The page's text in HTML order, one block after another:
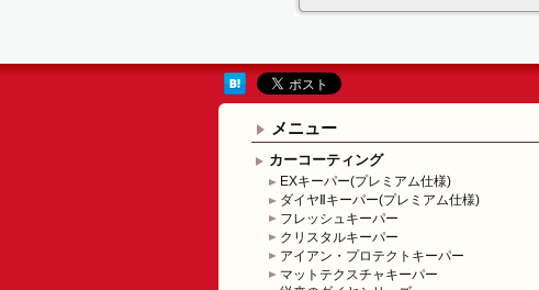
メニュー
カーコーティング
EXキーパー(プレミアム仕様)
ダイヤⅡキーパー(プレミアム仕様)
フレッシュキーパー
クリスタルキーパー
アイアン・プロテクトキーパー
マットテクスチャキーパー